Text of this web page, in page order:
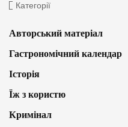
Категорії
Авторський матеріал
Гастрономічний календар
Історія
Їж з користю
Кримінал